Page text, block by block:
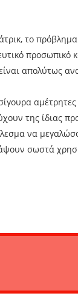
το πρόβλημα
προσωπικό
απολύτως
αμέτρητες
της ίδιας
να
σωστά